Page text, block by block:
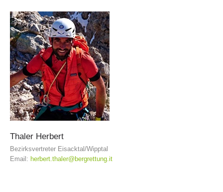
Alarmierung
Thaler Herbert
Bezirksvertreter Eisacktal/Wipptal
Email: herbert.thaler@bergrettung.it